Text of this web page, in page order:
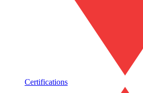
Certifications